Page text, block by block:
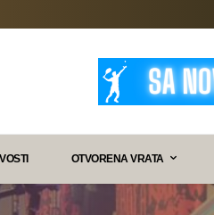
OTVORENA VRATA